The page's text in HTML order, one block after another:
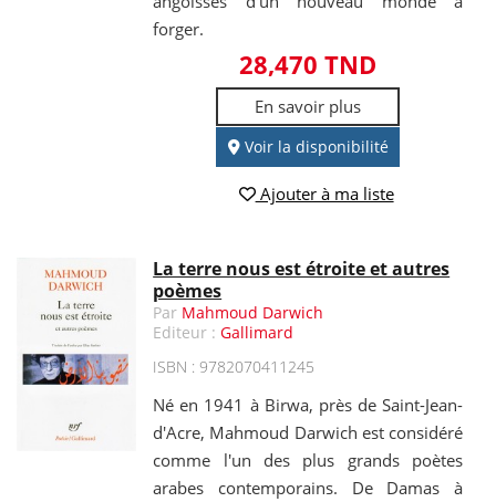
forger.
28,470 TND
En savoir plus
Voir la disponibilité
Ajouter à ma liste
La terre nous est étroite et autres
poèmes
Par Mahmoud Darwich
Editeur :Gallimard
ISBN : 9782070411245
Né en 1941 à Birwa, près de Saint-Jean-
d'Acre, Mahmoud Darwich est considéré
comme l'un des plus grands poètes
arabes contemporains. De Damas à